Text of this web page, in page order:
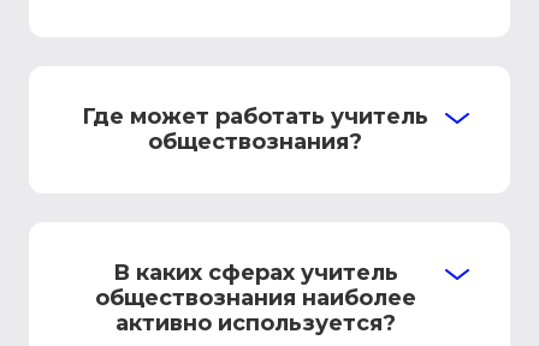
Где может работать учитель
обществознания?
В каких сферах учитель
обществознания наиболее
активно используется?